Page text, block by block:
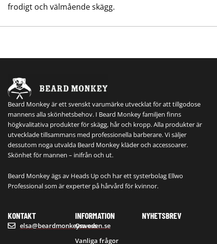
frodigt och välmående skägg.
Beard Monkey är ett svenskt varumärke utvecklat för att tillgodose
mannens alla skönhetsbehov. I Beard Monkey familjen finns
högkvalitativa produkter för skägg, hår och kropp. Alla produkter är
utvecklade tillsammans med professionella barberare. Vi säljer
dessutom noga utvalda Beard Monkey kläder och accessoarer.
Skönhet för mannen – inifrån och ut.
Beard Monkey ägs av Heads Up och har ett systerbolag Ellwo
Professional som är experter på hårvård för kvinnor.
KONTAKT
elsa@beardmonkeysweden.se
INFORMATION
Om oss
Vanliga frågor
NYHETSBREV